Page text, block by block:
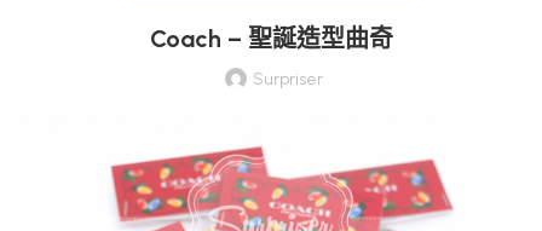
Coach – 聖誕造型曲奇
Surpriser